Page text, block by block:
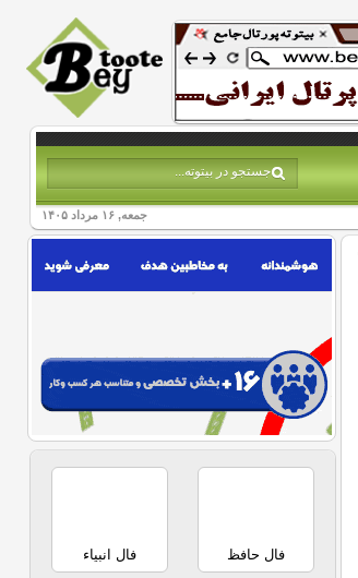
جمعه, ۱۶ مرداد ۱۴۰۵
فال حافظ فال انبیاء